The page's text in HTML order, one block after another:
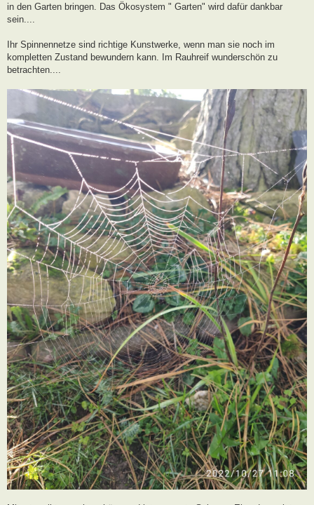
in den Garten bringen. Das Ökosystem " Garten" wird dafür dankbar
sein....
Ihr Spinnennetze sind richtige Kunstwerke, wenn man sie noch im
kompletten Zustand bewundern kann. Im Rauhreif wunderschön zu
betrachten....